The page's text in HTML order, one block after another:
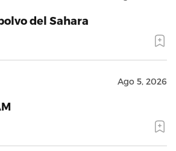
del Sahara
Ago 5, 2026